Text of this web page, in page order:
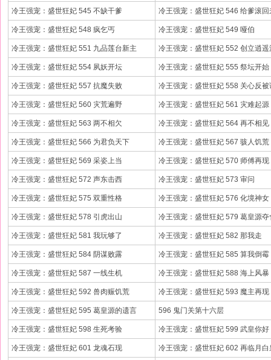
冷王强宠：盛世狂妃 545 不缺干爹 冷王强宠：盛世狂妃 546 给爹滚回
冷王强宠：盛世狂妃 548 疯乞丐 冷王强宠：盛世狂妃 549 哑伯
冷王强宠：盛世狂妃 551 九品莲台新主 冷王强宠：盛世狂妃 552 创立逍遥
冷王强宠：盛世狂妃 554 夙妖开坛 冷王强宠：盛世狂妃 555 祭坛开始
冷王强宠：盛世狂妃 557 抗魔失败 冷王强宠：盛世狂妃 558 关心反被
冷王强宠：盛世狂妃 560 灾荒遍野 冷王强宠：盛世狂妃 561 灾难起源
冷王强宠：盛世狂妃 563 两不相欠 冷王强宠：盛世狂妃 564 再不相见
冷王强宠：盛世狂妃 566 为君负天下 冷王强宠：盛世狂妃 567 骇人饥荒
冷王强宠：盛世狂妃 569 采姿上当 冷王强宠：盛世狂妃 570 师傅再现
冷王强宠：盛世狂妃 572 声东击西 冷王强宠：盛世狂妃 573 审问
冷王强宠：盛世狂妃 575 双重性格 冷王强宠：盛世狂妃 576 化境神女
冷王强宠：盛世狂妃 578 引虎出山 冷王强宠：盛世狂妃 579 葛皇源夺
冷王强宠：盛世狂妃 581 我玩够了 冷王强宠：盛世狂妃 582 那我走
冷王强宠：盛世狂妃 584 阴谋败露 冷王强宠：盛世狂妃 585 算我倒霉
冷王强宠：盛世狂妃 587 一线生机 冷王强宠：盛世狂妃 588 海上风暴
冷王强宠：盛世狂妃 592 兽肉赈饥荒 冷王强宠：盛世狂妃 593 魔主再现
冷王强宠：盛世狂妃 595 葛皇源的遗言 596 鬼门关第十六层
冷王强宠：盛世狂妃 598 生死考验 冷王强宠：盛世狂妃 599 武皇你好
冷王强宠：盛世狂妃 601 龙魂石现 冷王强宠：盛世狂妃 602 再临月白